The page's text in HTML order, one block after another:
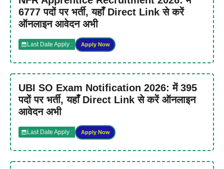
6777 पदों पर भर्ती, यहाँ Direct Link से करें
ऑनलाइन आवेदन अभी
Last Date Apply : Apply Now
UBI SO Exam Notification 2026: में 395
पदों पर भर्ती, यहाँ Direct Link से करें ऑनलाइन
आवेदन अभी
Last Date Apply : Apply Now